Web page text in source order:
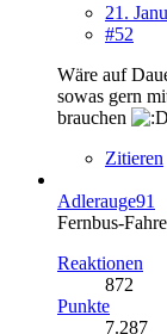
21.
#52
Wäre auf
sowas gern
brauchen
Zitieren
Adlerauge91
Fernbus-
Reaktionen
872
Punkte
7.287